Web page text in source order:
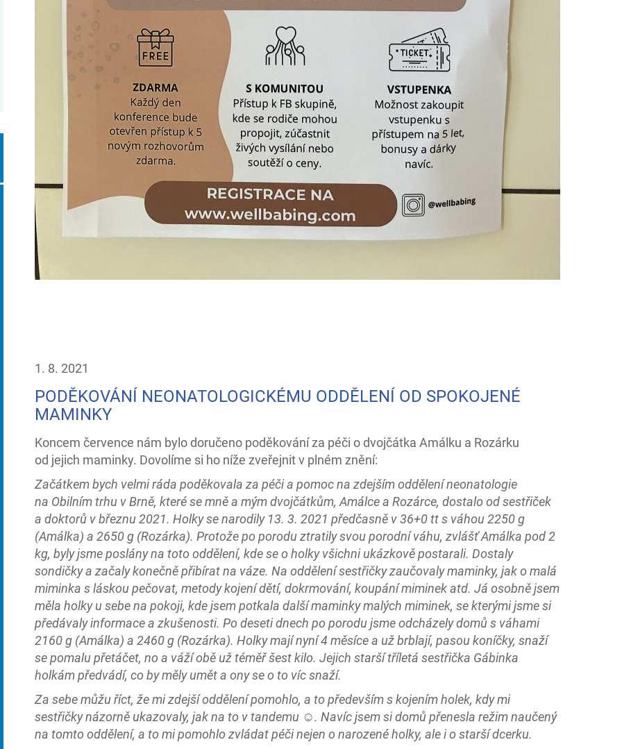
1. 8. 2021
PODĚKOVÁNÍ NEONATOLOGICKÉMU ODDĚLENÍ OD SPOKOJENÉ
MAMINKY
Koncem července nám bylo doručeno poděkování za péči o dvojčátka Amálku a Rozárku
od jejich maminky. Dovolíme si ho níže zveřejnit v plném znění:
Začátkem bych velmi ráda poděkovala za péči a pomoc na zdejším oddělení neonatologie
na Obilním trhu v Brně, které se mně a mým dvojčátkům, Amálce a Rozárce, dostalo od sestřiček
a doktorů v březnu 2021. Holky se narodily 13. 3. 2021 předčasně v 36+0 tt s váhou 2250 g
(Amálka) a 2650 g (Rozárka). Protože po porodu ztratily svou porodní váhu, zvlášť Amálka pod 2
kg, byly jsme poslány na toto oddělení, kde se o holky všichni ukázkově postarali. Dostaly
sondičky a začaly konečně přibírat na váze. Na oddělení sestřičky zaučovaly maminky, jak o malá
miminka s láskou pečovat, metody kojení dětí, dokrmování, koupání miminek atd. Já osobně jsem
měla holky u sebe na pokoji, kde jsem potkala další maminky malých miminek, se kterými jsme si
předávaly informace a zkušenosti. Po deseti dnech po porodu jsme odcházely domů s váhami
2160 g (Amálka) a 2460 g (Rozárka). Holky mají nyní 4 měsíce a už brblají, pasou koníčky, snaží
se pomalu přetáčet, no a váží obě už téměř šest kilo. Jejich starší tříletá sestřička Gábinka
holkám předvádí, co by měly umět a ony se o to víc snaží.
Za sebe můžu říct, že mi zdejší oddělení pomohlo, a to především s kojením holek, kdy mi
sestřičky názorně ukazovaly, jak na to v tandemu ☺. Navíc jsem si domů přenesla režim naučený
na tomto oddělení, a to mi pomohlo zvládat péči nejen o narozené holky, ale i o starší dcerku.